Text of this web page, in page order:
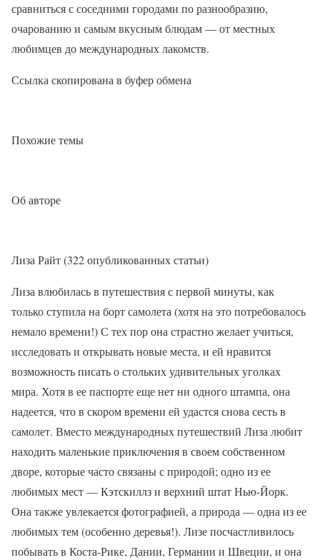
сравниться с соседними городами по разнообразию,
очарованию и самым вкусным блюдам — от местных
любимцев до международных лакомств.
Ссылка скопирована в буфер обмена
Похожие темы
Об авторе
Лиза Райт (322 опубликованных статьи)
Лиза влюбилась в путешествия с первой минуты, как
только ступила на борт самолета (хотя на это потребовалось
немало времени!) С тех пор она страстно желает учиться,
исследовать и открывать новые места, и ей нравится
возможность писать о стольких удивительных уголках
мира. Хотя в ее паспорте еще нет ни одного штампа, она
надеется, что в скором времени ей удастся снова сесть в
самолет. Вместо международных путешествий Лиза любит
находить маленькие приключения в своем собственном
дворе, которые часто связаны с природой; одно из ее
любимых мест — Кэтскиллз и верхний штат Нью-Йорк.
Она также увлекается фотографией, а природа — одна из ее
любимых тем (особенно деревья!). Лизе посчастливилось
побывать в Коста-Рике, Дании, Германии и Швеции, и она